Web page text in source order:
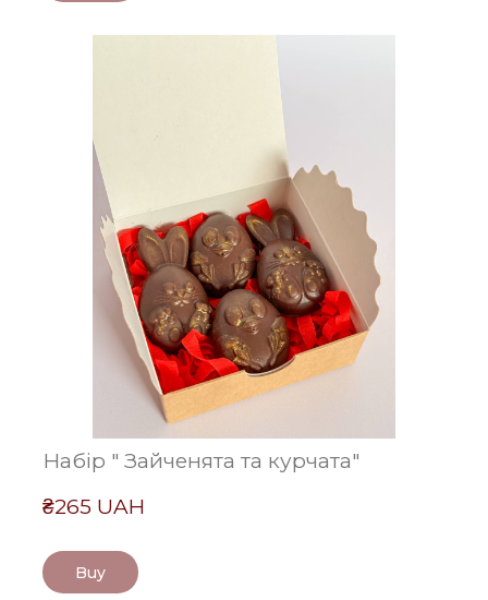
Набір " Зайченята та курчата"
₴265 UAH
Buy